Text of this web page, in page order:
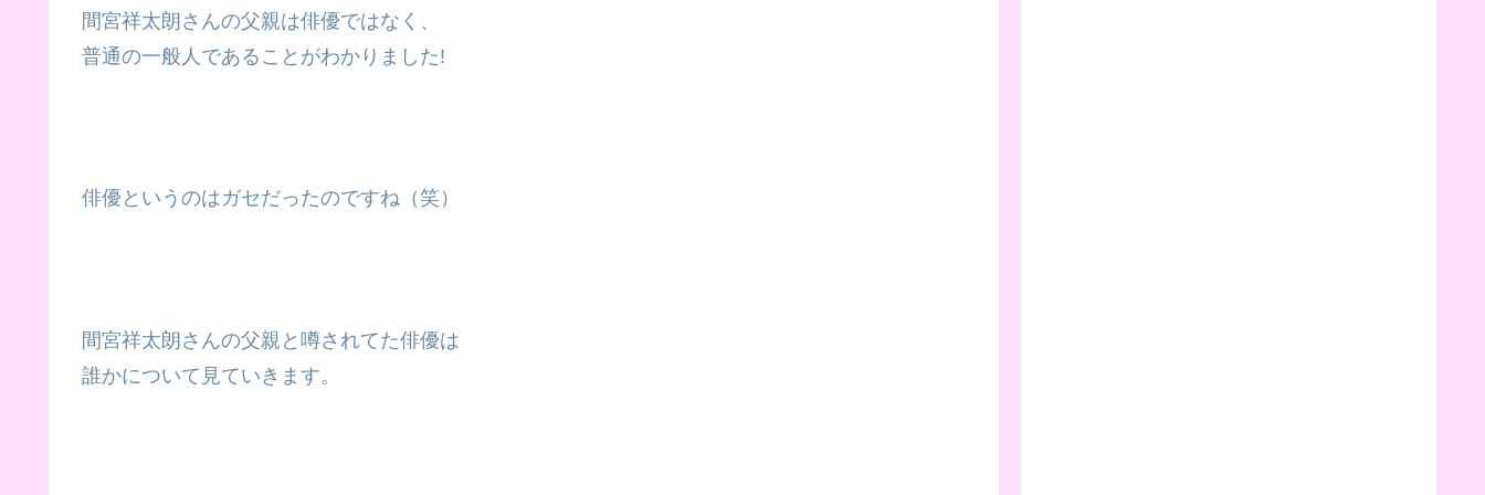
間宮祥太朗さんの父親は俳優ではなく、
普通の一般人であることがわかりました!
俳優というのはガセだったのですね（笑）
間宮祥太朗さんの父親と噂されてた俳優は
誰かについて見ていきます。